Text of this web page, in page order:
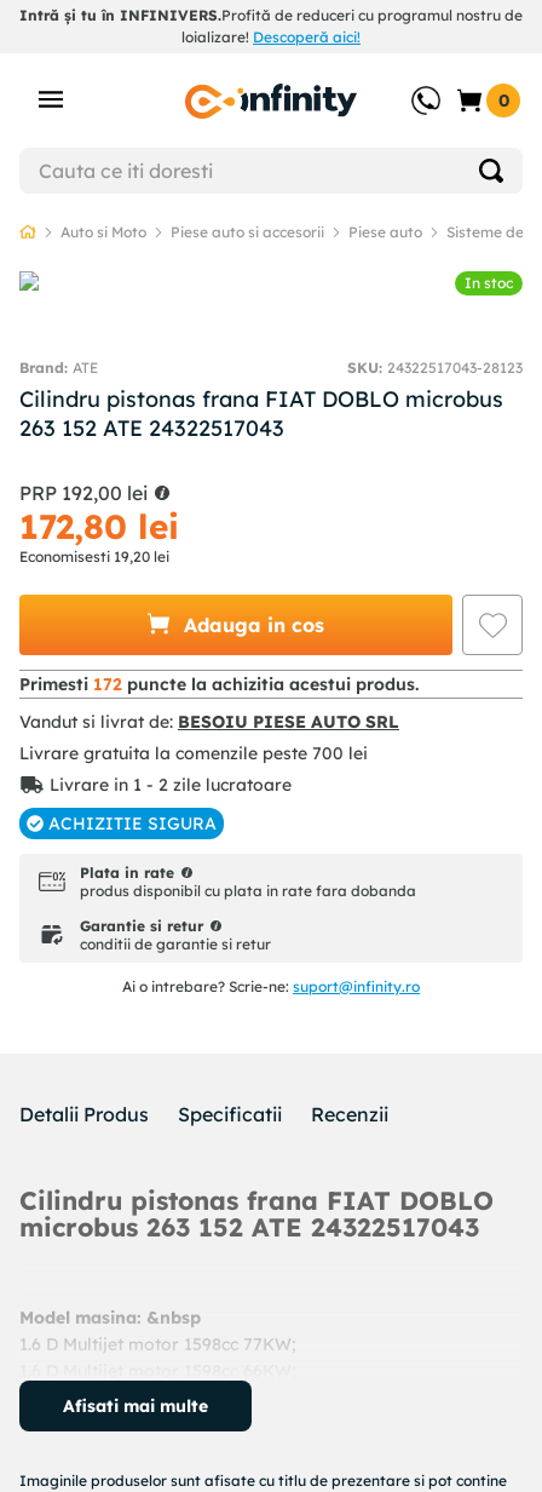
Intră și tu în INFINIVERS.Profită de reduceri cu programul nostru de
loializare! Descoperă aici!
0
Auto si Moto Piese auto si accesorii Piese auto Sisteme de
In stoc
ATE SKU: 24322517043-28123
Cilindru pistonas frana FIAT DOBLO microbus
263 152 ATE 24322517043
PRP 192,00 lei
172,80 lei
Economisesti 19,20 lei
Adauga in cos
Primesti 172 puncte la achizitia acestui produs.
Vandut si livrat de: BESOIU PIESE AUTO SRL
Livrare gratuita la comenzile peste 700 lei
Livrare in 1 - 2 zile lucratoare
ACHIZITIE SIGURA
Plata in rate
produs disponibil cu plata in rate fara dobanda
Garantie si retur
conditii de garantie si retur
Ai o intrebare? Scrie-ne: suport@infinity.ro
Detalii Produs Specificatii Recenzii
Cilindru pistonas frana FIAT DOBLO
microbus 263 152 ATE 24322517043
Model masina: &nbsp
1.6 D Multijet motor 1598cc 77KW;
An: 2010 - prezent
Cod produs:
Denumire produs:Cilindru pistonas frana
Afisati mai multe
Imaginile produselor sunt afisate cu titlu de prezentare si pot contine